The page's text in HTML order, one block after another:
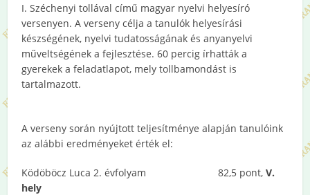
I. Széchenyi tollával című magyar nyelvi helyesíró
versenyen. A verseny célja a tanulók helyesírási
készségének, nyelvi tudatosságának és anyanyelvi
műveltségének a fejlesztése. 60 percig írhatták a
gyerekek a feladatlapot, mely tollbamondást is
tartalmazott.
A verseny során nyújtott teljesítménye alapján tanulóink
az alábbi eredményeket érték el:
Ködöböcz Luca 2. évfolyam 82,5 pont,V.
hely